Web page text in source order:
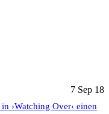
7 Sep 18
›Watching Over‹ einen